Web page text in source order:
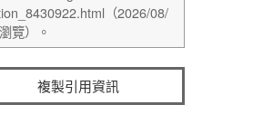
複製引用資訊